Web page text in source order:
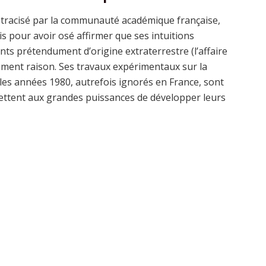
par la communauté académique française,
pour avoir osé affirmer que ses intuitions
prétendument d’origine extraterrestre (l’affaire
raison. Ses travaux expérimentaux sur la
années 1980, autrefois ignorés en France, sont
aux grandes puissances de développer leurs